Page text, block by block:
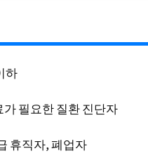
하
필요한 질환 진단자
휴직자, 폐업자